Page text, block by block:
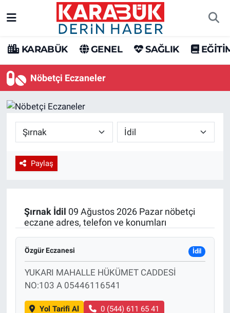
KARABÜK GENEL SAĞLIK
Nöbetçi Eczaneler
Paylaş
Şırnak İdil 09 Ağustos 2026 Pazar nöbetçi
eczane adres, telefon ve konumları
Özgür Eczanesi İdil
YUKARI MAHALLE HÜKÜMET CADDESİ
NO:103 A 05446116541
Yol Tarifi Al 0 (544) 611 65 41
Karabük Hava Durumu
Karabük Trafik Yoğunluk Haritası
Tüm Manşetler
Son Dakika Haberleri